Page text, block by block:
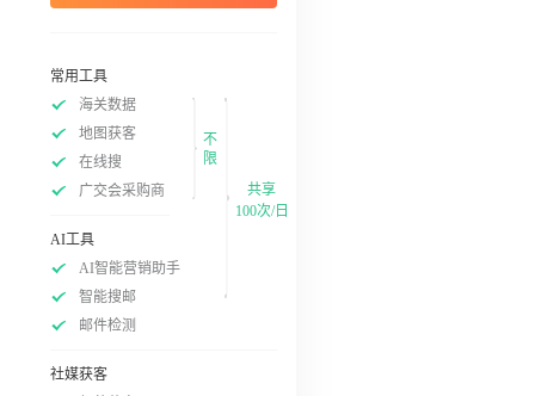
常用工具
海关数据
地图获客
在线搜
广交会采购商
不
限
AI工具
AI智能营销助手
智能搜邮
邮件检测
社媒获客
共享
100次/日